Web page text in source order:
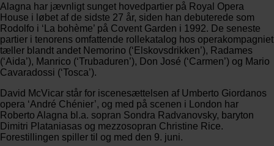
Alagna har jævnligt sunget hovedpartier på Royal Opera
House i løbet af de sidste 27 år, siden han debuterede som
Rodolfo i ‘La bohème’ på Covent Garden i 1992. De seneste
partier i tenorens omfattende rollekatalog hos operakompagniet
tæller blandt andet Nemorino (‘Elskovsdrikken’), Radames
(‘Aida’), Manrico (‘Trubaduren’), Don José (‘Carmen’) og Mario
Cavaradossi (‘Tosca’).
David McVicar står for iscenesættelsen af Umberto Giordanos
opera ‘André Chénier’, og med på scenen i London har
Roberto Alagna bl.a. sopran Sondra Radvanovsky, baryton
Dimitri Plataniasas og mezzosopran Christine Rice.
Forestillingen spiller til og med den 9. juni.